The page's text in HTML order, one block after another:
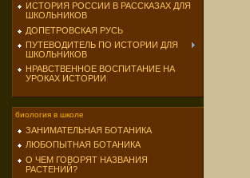
ИСТОРИЯ РОССИИ В РАССКАЗАХ ДЛЯ
ШКОЛЬНИКОВ
ДОПЕТРОВСКАЯ РУСЬ
ПУТЕВОДИТЕЛЬ ПО ИСТОРИИ ДЛЯ
ШКОЛЬНИКОВ
НРАВСТВЕННОЕ ВОСПИТАНИЕ НА
УРОКАХ ИСТОРИИ
биология в школе
ЗАНИМАТЕЛЬНАЯ БОТАНИКА
ЛЮБОПЫТНАЯ БОТАНИКА
О ЧЕМ ГОВОРЯТ НАЗВАНИЯ
РАСТЕНИЙ?